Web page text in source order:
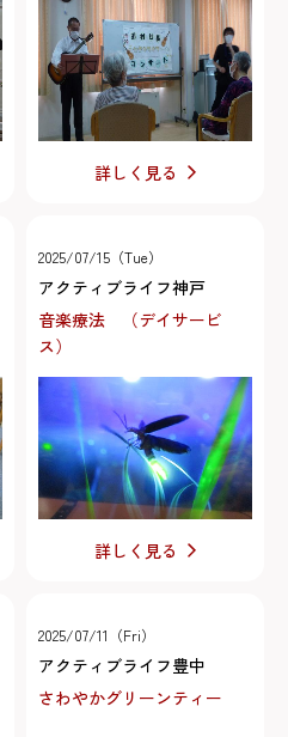
詳しく見る
2025/07/15（Tue）
アクティブライフ神戸
音楽療法 （デイサービ
ス）
詳しく見る
2025/07/11（Fri）
アクティブライフ豊中
さわやかグリーンティー